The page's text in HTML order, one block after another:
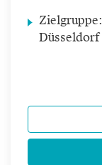
Zielgruppe:
Düsseldorf